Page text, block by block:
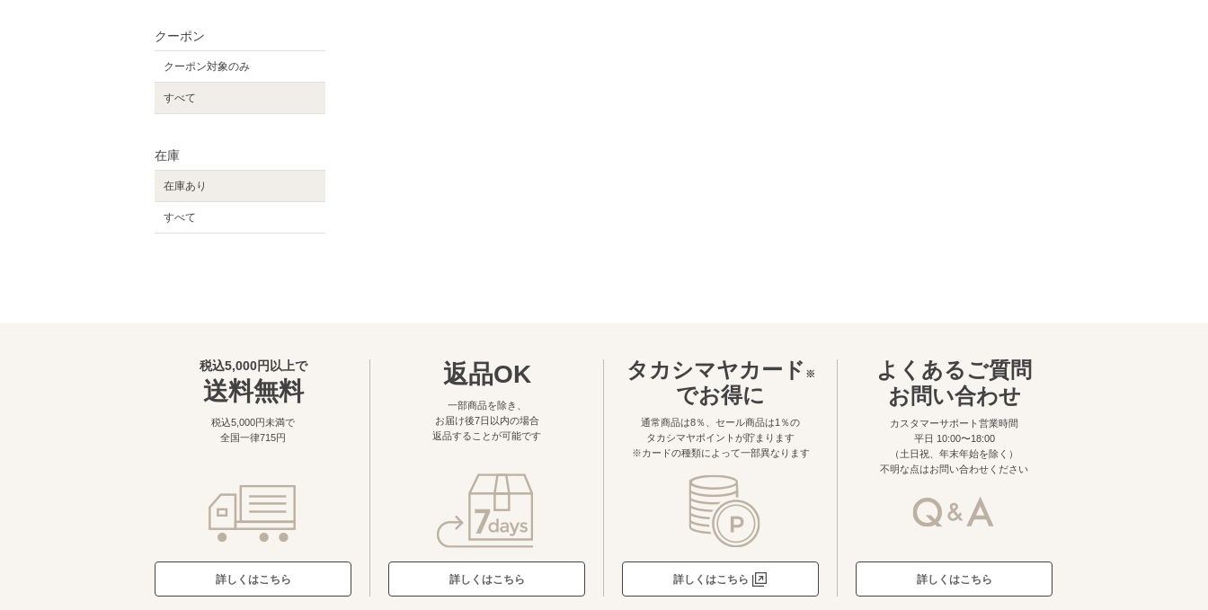
クーポン
クーポン対象のみ
すべて
在庫
在庫あり
すべて
税込5,000円以上で
送料無料
税込5,000円未満で
全国一律715円
詳しくはこちら
返品OK
一部商品を除き、
お届け後7日以内の場合
返品することが可能です
詳しくはこちら
タカシマヤカード ※
でお得に
通常商品は8％、セール商品は1％の
タカシマヤポイントが貯まります
※カードの種類によって一部異なります
詳しくはこちら
よくあるご質問
お問い合わせ
カスタマーサポート営業時間
平日 10:00〜18:00
（土日祝、年末年始を除く）
不明な点はお問い合わせください
詳しくはこちら